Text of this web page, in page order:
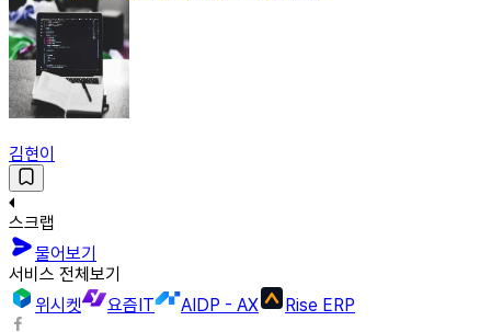
김현이
스크랩
물어보기
서비스 전체보기
위시켓
요즘IT AIDP - AX Rise ERP